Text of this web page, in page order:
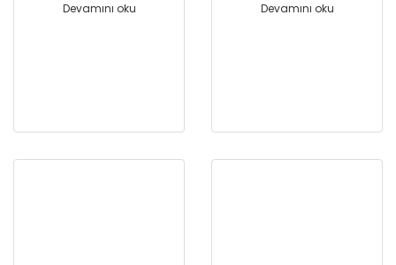
Devamını oku Devamını oku